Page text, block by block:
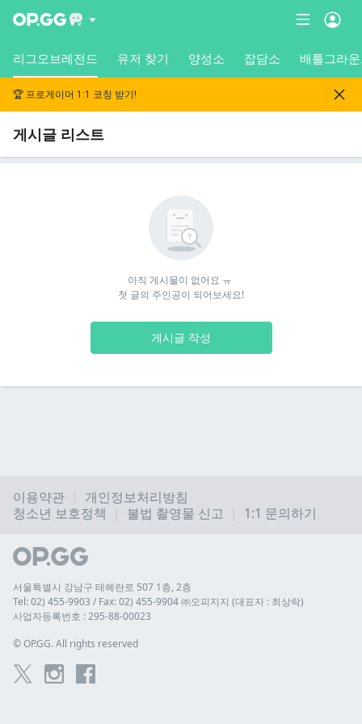
리그오브레전드 유저 찾기 양성소 잡담소 배틀그라
🏆 프로게이머 1:1 코칭 받기!
게시글 리스트
아직 게시물이 없어요 ㅠ
첫 글의 주인공이 되어보세요!
게시글 작성
이용약관
개인정보처리방침
청소년 보호정책
불법 촬영물 신고 1:1 문의하기
서울특별시 강남구 테헤란로 507 1층, 2층
Tel: 02) 455-9903 / Fax: 02) 455-9904 ㈜오피지지 (대표자 : 최상락)
사업자등록번호 : 295-88-00023
© OP.GG. All rights reserved